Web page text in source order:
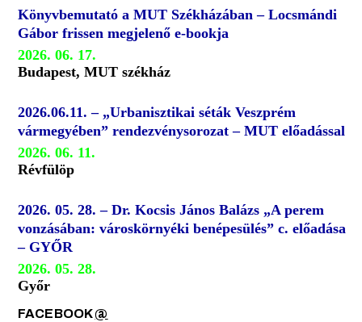
Könyvbemutató a MUT Székházában – Locsmándi
Gábor frissen megjelenő e-bookja
2026. 06. 17.
Budapest, MUT székház
2026.06.11. – „Urbanisztikai séták Veszprém
vármegyében” rendezvénysorozat – MUT előadással
2026. 06. 11.
Révfülöp
2026. 05. 28. – Dr. Kocsis János Balázs „A perem
vonzásában: városkörnyéki benépesülés” c. előadása
– GYŐR
2026. 05. 28.
Győr
FACEBOOK@